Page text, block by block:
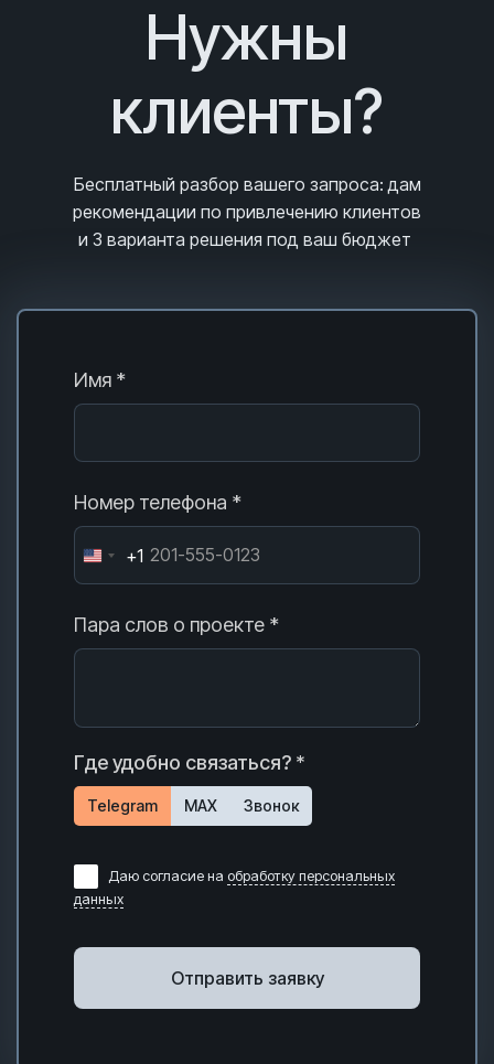
Нужны
клиенты?
Бесплатный разбор вашего запроса: дам
рекомендации по привлечению клиентов
и 3 варианта решения под ваш бюджет
Имя *
Номер телефона *
+1
Пара слов о проекте *
Где удобно связаться? *
Telegram MAX Звонок
Даю согласие на обработку персональных
данных
Отправить заявку